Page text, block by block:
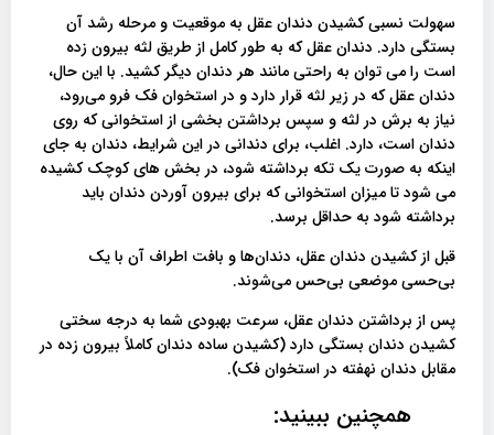
سهولت نسبی کشیدن دندان عقل به موقعیت و مرحله رشد آن
بستگی دارد. دندان عقل که به طور کامل از طریق لثه بیرون زده
است را می توان به راحتی مانند هر دندان دیگر کشید. با این حال،
دندان عقل که در زیر لثه قرار دارد و در استخوان فک فرو می‌رود،
نیاز به برش در لثه و سپس برداشتن بخشی از استخوانی که روی
دندان است، دارد. اغلب، برای دندانی در این شرایط، دندان به جای
اینکه به صورت یک تکه برداشته شود، در بخش های کوچک کشیده
می شود تا میزان استخوانی که برای بیرون آوردن دندان باید
برداشته شود به حداقل برسد.
قبل از کشیدن دندان عقل، دندان‌ها و بافت اطراف آن با یک
بی‌حسی موضعی بی‌حس می‌شوند.
پس از برداشتن دندان عقل، سرعت بهبودی شما به درجه سختی
کشیدن دندان بستگی دارد (کشیدن ساده دندان کاملاً بیرون زده در
مقابل دندان نهفته در استخوان فک).
همچنین ببینید: